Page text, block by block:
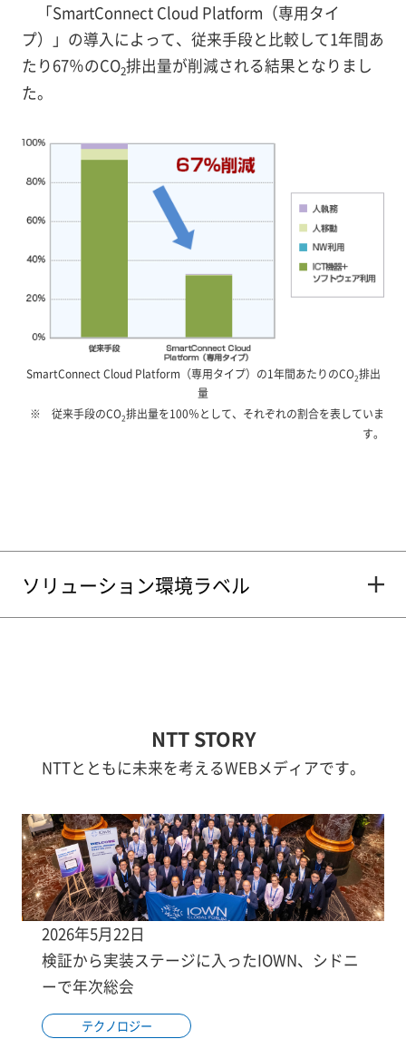
「SmartConnect Cloud Platform（専用タイ
プ）」の導入によって、従来手段と比較して1年間あ
たり67％のCO2排出量が削減される結果となりまし
た。
SmartConnect Cloud Platform（専用タイプ）の1年間あたりのCO2排出
量
従来手段のCO2排出量を100％として、それぞれの割合を表していま
す。
ソリューション環境ラベル
NTT STORY
NTTとともに未来を考えるWEBメディアです。
2026年5月22日
検証から実装ステージに入ったIOWN、シドニ
ーで年次総会
テクノロジー